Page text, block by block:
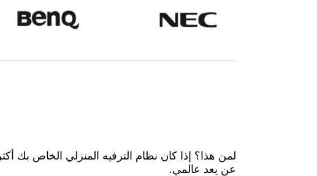
لمن هذا؟ إذا كان نظام الترفيه المنزلي الخاص بك
عن بعد عالمي.